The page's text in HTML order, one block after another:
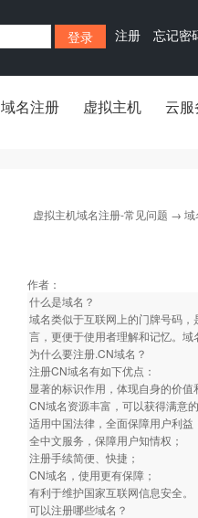
注册 忘记密
域名注册 虚拟主机 云服
虚拟主机域名注册-常见问题 → 域
作者：
什么是域名？
域名类似于互联网上的门牌号码
言，更便于使用者理解和记忆。域
为什么要注册.CN域名？
注册CN域名有如下优点：
显著的标识作用，体现自身的价值
CN域名资源丰富，可以获得满意的
适用中国法律，全面保障用户利益
全中文服务，保障用户知情权；
注册手续简便、快捷；
CN域名，使用更有保障；
有利于维护国家互联网信息安全。
可以注册哪些域名？